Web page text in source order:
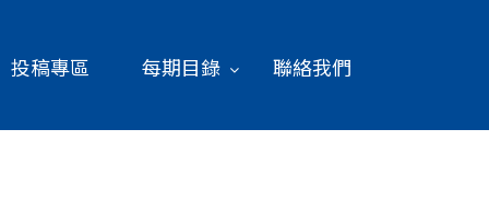
投稿專區 每期目錄 聯絡我們